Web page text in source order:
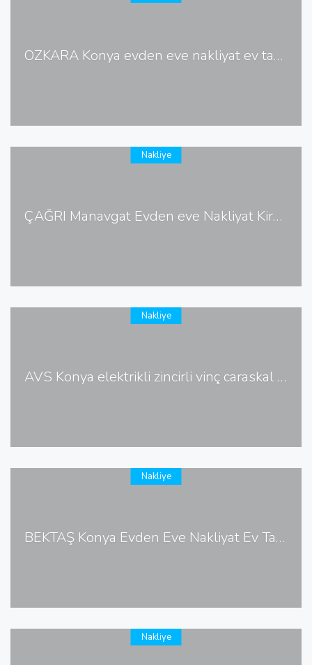
ÖZKARA Konya evden eve nakliyat ev taşıma
ÇAĞRI Manavgat Evden eve Nakliyat Kiralık Asansör ev taşıma
Nakliye
AVS Konya elektrikli zincirli vinç caraskal imalatı
Nakliye
BEKTAŞ Konya Evden Eve Nakliyat Ev Taşıma
Nakliye
Nakliye